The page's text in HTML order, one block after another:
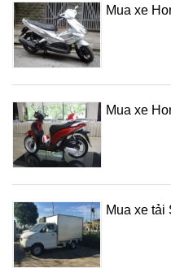
Mua xe
Mua xe
Mua xe tải